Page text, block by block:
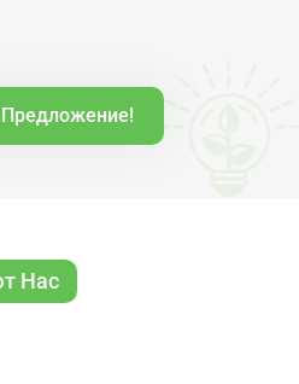
Предложение!
Нас